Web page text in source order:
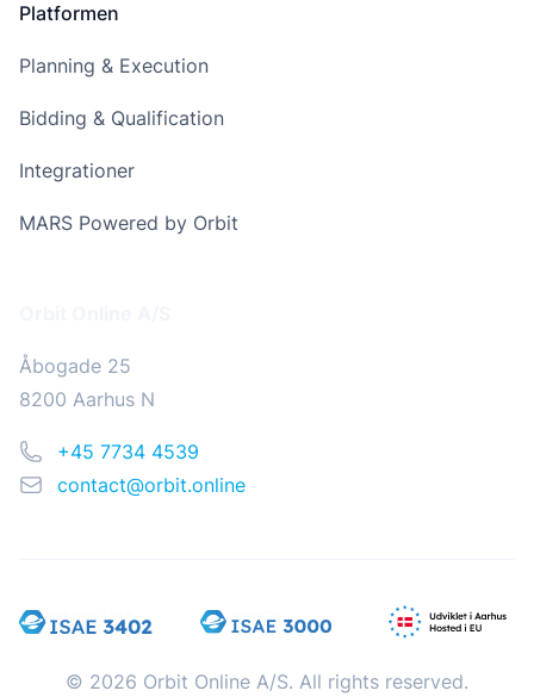
Platformen
Planning & Execution
Bidding & Qualification
Integrationer
MARS Powered by Orbit
Åbogade 25
8200 Aarhus N
Telefon+45 7734 4539
Emailcontact@orbit.online
© 2026 Orbit Online A/S. All rights reserved.